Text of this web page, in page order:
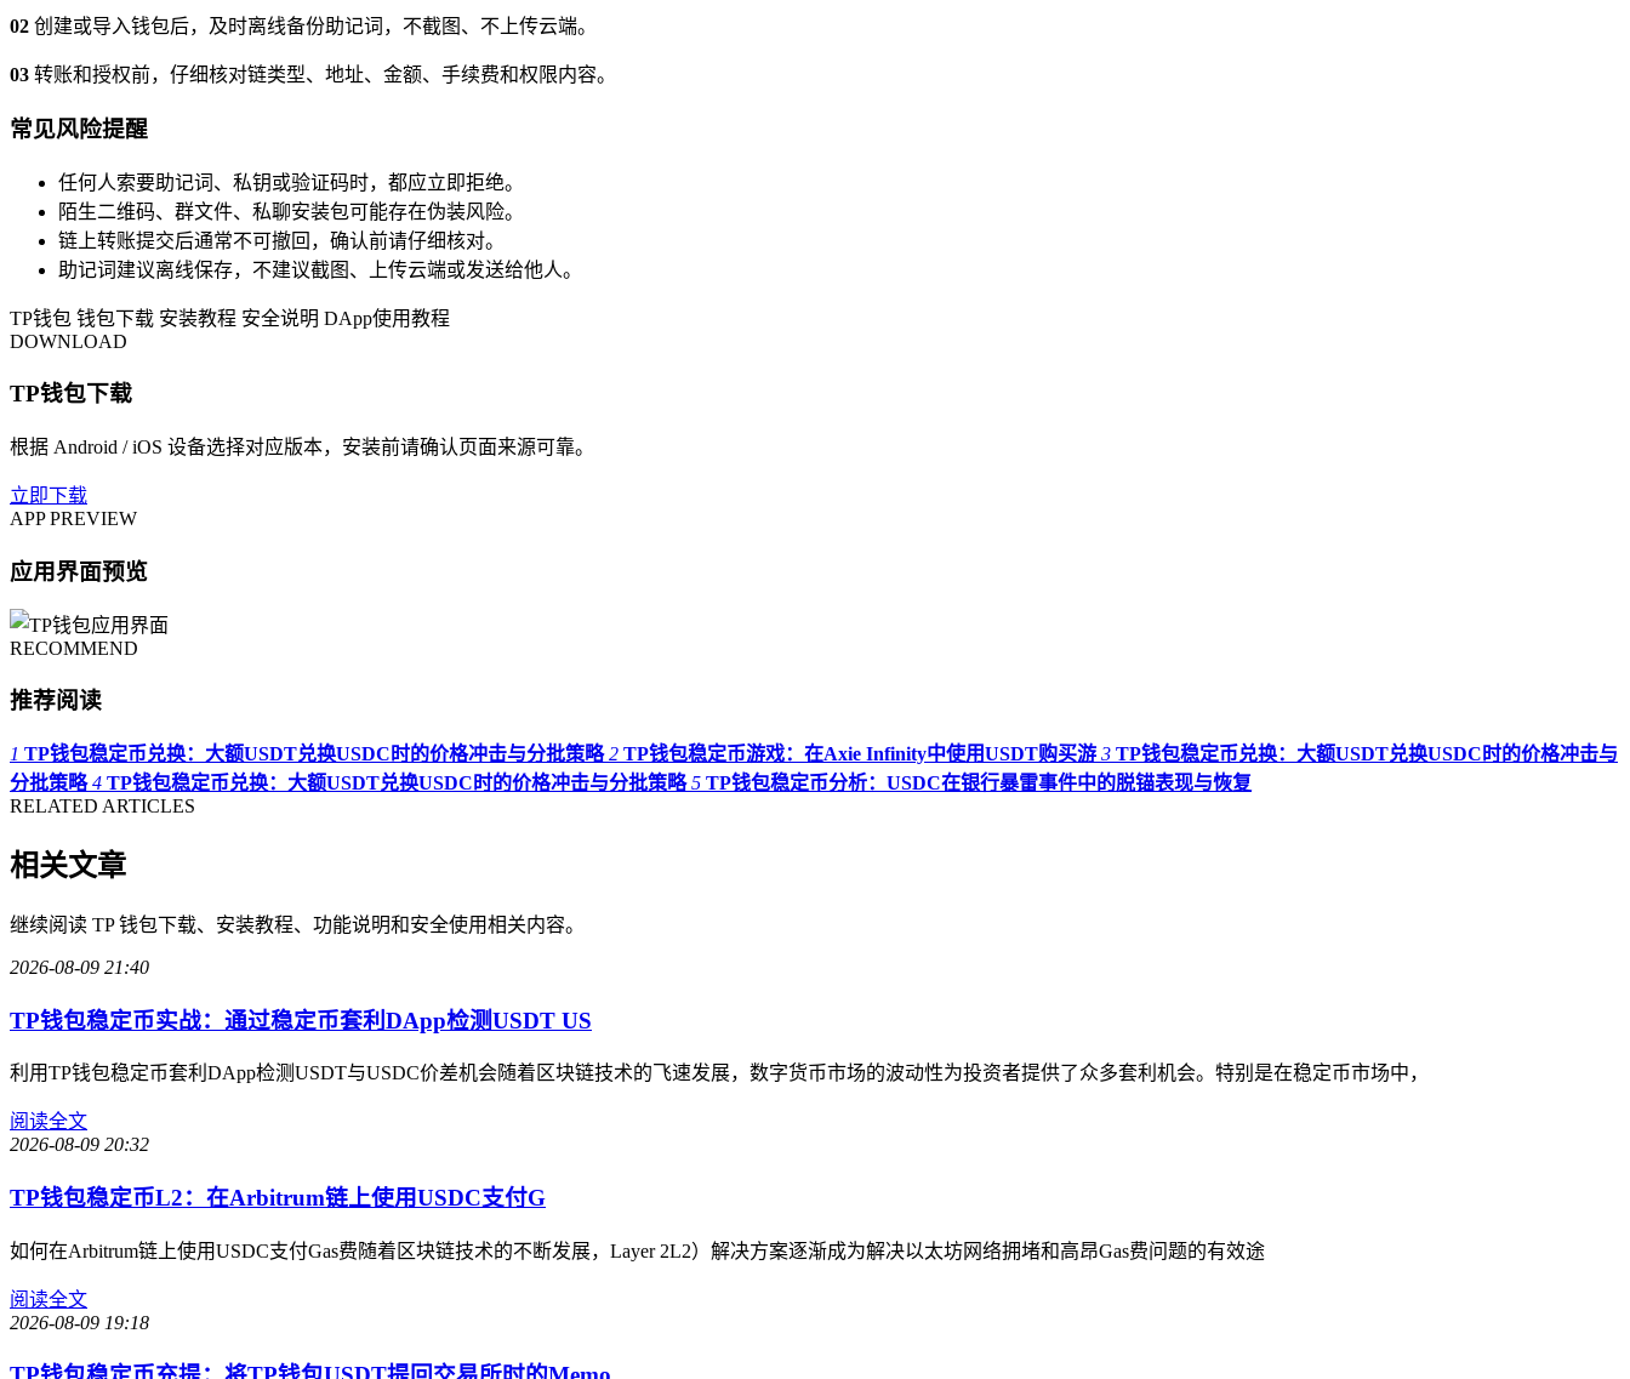
02 创建或导入钱包后，及时离线备份助记词，不截图、不上传云端。
03 转账和授权前，仔细核对链类型、地址、金额、手续费和权限内容。
常见风险提醒
任何人索要助记词、私钥或验证码时，都应立即拒绝。
陌生二维码、群文件、私聊安装包可能存在伪装风险。
链上转账提交后通常不可撤回，确认前请仔细核对。
助记词建议离线保存，不建议截图、上传云端或发送给他人。
TP钱包 钱包下载 安装教程 安全说明 DApp使用教程
DOWNLOAD
TP钱包下载
根据 Android / iOS 设备选择对应版本，安装前请确认页面来源可靠。
立即下载
APP PREVIEW
应用界面预览
RECOMMEND
推荐阅读
1 TP钱包稳定币兑换：大额USDT兑换USDC时的价格冲击与分批策略 2 TP钱包稳定币游戏：在Axie Infinity中使用USDT购买游 3 TP钱包稳定币兑换：大额USDT兑换USDC时的价格冲击与
分批策略 4 TP钱包稳定币兑换：大额USDT兑换USDC时的价格冲击与分批策略 5 TP钱包稳定币分析：USDC在银行暴雷事件中的脱锚表现与恢复
RELATED ARTICLES
相关文章
继续阅读 TP 钱包下载、安装教程、功能说明和安全使用相关内容。
2026-08-09 21:40
TP钱包稳定币实战：通过稳定币套利DApp检测USDT US
利用TP钱包稳定币套利DApp检测USDT与USDC价差机会随着区块链技术的飞速发展，数字货币市场的波动性为投资者提供了众多套利机会。特别是在稳定币市场中，
阅读全文
2026-08-09 20:32
TP钱包稳定币L2：在Arbitrum链上使用USDC支付G
如何在Arbitrum链上使用USDC支付Gas费随着区块链技术的不断发展，Layer 2L2）解决方案逐渐成为解决以太坊网络拥堵和高昂Gas费问题的有效途
阅读全文
2026-08-09 19:18